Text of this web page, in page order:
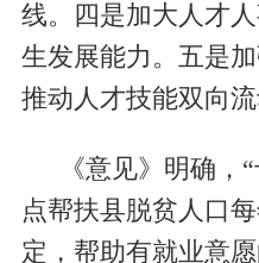
线。四是加大人才
生发展能力。五是
推动人才技能双向流
《意见》明确，
点帮扶县脱贫人口
定，帮助有就业意